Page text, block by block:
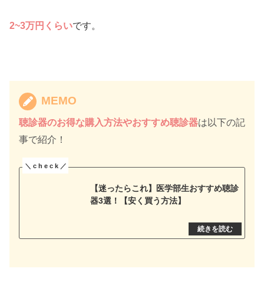
2~3万円くらいです。
MEMO
聴診器のお得な購入方法やおすすめ聴診器は以下の記
事で紹介！
【迷ったらこれ】医学部生おすすめ聴診
器3選！【安く買う方法】